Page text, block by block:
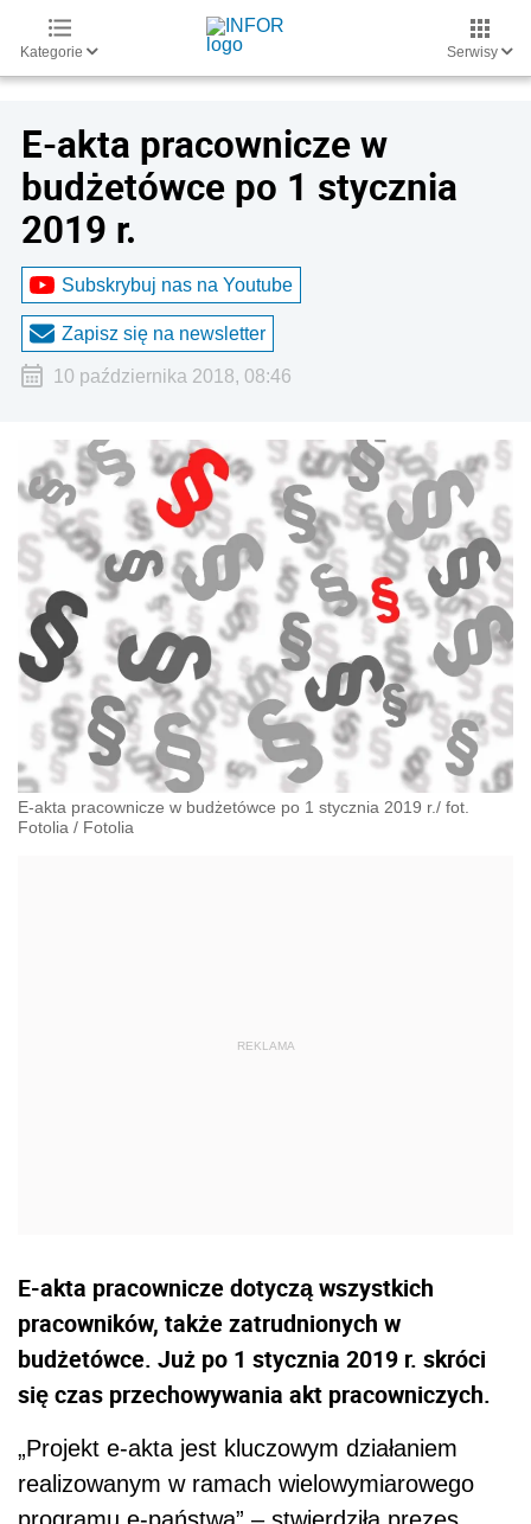
Kategorie Serwisy
E-akta pracownicze w
budżetówce po 1 stycznia
2019 r.
Subskrybuj nas na Youtube
Zapisz się na newsletter
10 października 2018, 08:46
E-akta pracownicze w budżetówce po 1 stycznia 2019 r./ fot.
Fotolia / Fotolia
E-akta pracownicze dotyczą wszystkich
pracowników, także zatrudnionych w
budżetówce. Już po 1 stycznia 2019 r. skróci
się czas przechowywania akt pracowniczych.
„Projekt e-akta jest kluczowym działaniem
realizowanym w ramach wielowymiarowego